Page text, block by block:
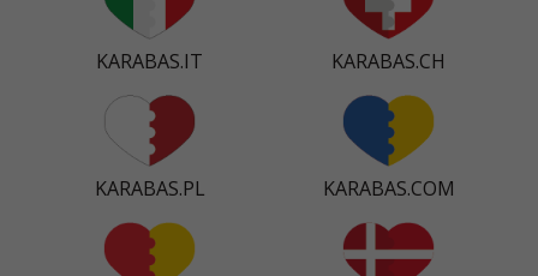
KARABAS.IT KARABAS.CH
KARABAS.PL KARABAS.COM